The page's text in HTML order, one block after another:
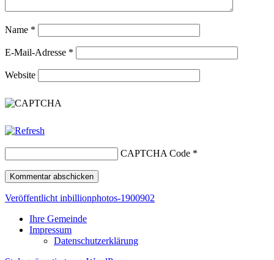
Name *
E-Mail-Adresse *
Website
CAPTCHA Code *
Beitragsnavigation
Veröffentlicht inbillionphotos-1900902
Ihre Gemeinde
Impressum
Datenschutzerklärung